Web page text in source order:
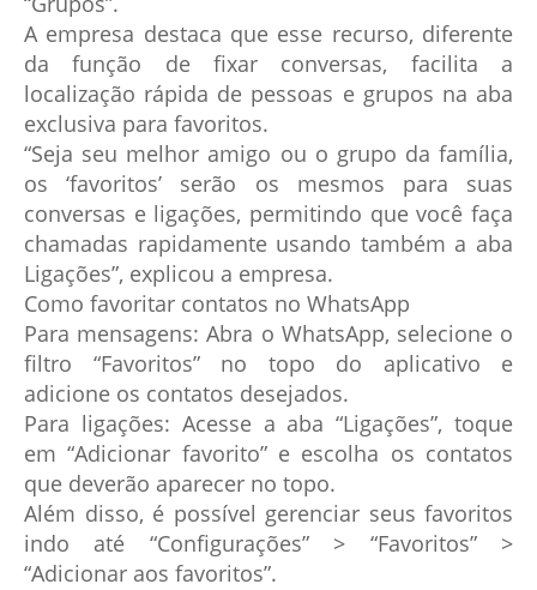
A empresa destaca que esse recurso, diferente
da função de fixar conversas, facilita a
localização rápida de pessoas e grupos na aba
exclusiva para favoritos.
“Seja seu melhor amigo ou o grupo da família,
os ‘favoritos’ serão os mesmos para suas
conversas e ligações, permitindo que você faça
chamadas rapidamente usando também a aba
Ligações”, explicou a empresa.
Como favoritar contatos no WhatsApp
Para mensagens: Abra o WhatsApp, selecione o
filtro “Favoritos” no topo do aplicativo e
adicione os contatos desejados.
Para ligações: Acesse a aba “Ligações”, toque
em “Adicionar favorito” e escolha os contatos
que deverão aparecer no topo.
Além disso, é possível gerenciar seus favoritos
indo até “Configurações” > “Favoritos” >
“Adicionar aos favoritos”.